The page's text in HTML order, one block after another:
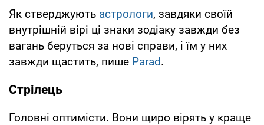
Як стверджують астрологи, завдяки своїй
внутрішній вірі ці знаки зодіаку завжди без
вагань беруться за нові справи, і їм у них
завжди щастить, пише Parad.
Стрілець
Головні оптимісти. Вони щиро вірять у краще